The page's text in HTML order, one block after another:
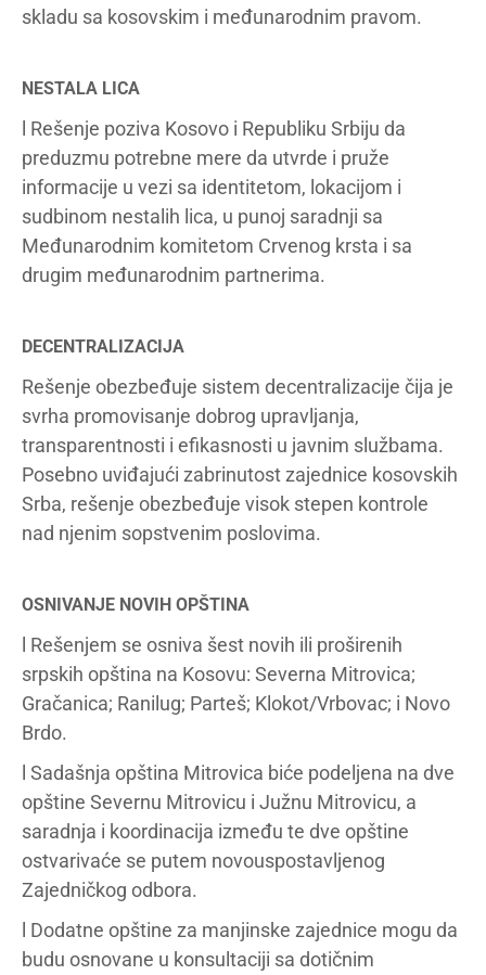
skladu sa kosovskim i međunarodnim pravom.
NESTALA LICA
l Rešenje poziva Kosovo i Republiku Srbiju da
preduzmu potrebne mere da utvrde i pruže
informacije u vezi sa identitetom, lokacijom i
sudbinom nestalih lica, u punoj saradnji sa
Međunarodnim komitetom Crvenog krsta i sa
drugim međunarodnim partnerima.
DECENTRALIZACIJA
Rešenje obezbeđuje sistem decentralizacije čija je
svrha promovisanje dobrog upravljanja,
transparentnosti i efikasnosti u javnim službama.
Posebno uviđajući zabrinutost zajednice kosovskih
Srba, rešenje obezbeđuje visok stepen kontrole
nad njenim sopstvenim poslovima.
OSNIVANJE NOVIH OPŠTINA
l Rešenjem se osniva šest novih ili proširenih
srpskih opština na Kosovu: Severna Mitrovica;
Gračanica; Ranilug; Parteš; Klokot/Vrbovac; i Novo
Brdo.
l Sadašnja opština Mitrovica biće podeljena na dve
opštine Severnu Mitrovicu i Južnu Mitrovicu, a
saradnja i koordinacija između te dve opštine
ostvarivaće se putem novouspostavljenog
Zajedničkog odbora.
l Dodatne opštine za manjinske zajednice mogu da
budu osnovane u konsultaciji sa dotičnim